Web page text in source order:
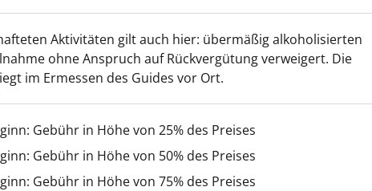
Aktivitäten gilt auch hier: übermäßig alkoholisierten
ohne Anspruch auf Rückvergütung verweigert. Die
im Ermessen des Guides vor Ort.
Gebühr in Höhe von 25% des Preises
Gebühr in Höhe von 50% des Preises
Gebühr in Höhe von 75% des Preises